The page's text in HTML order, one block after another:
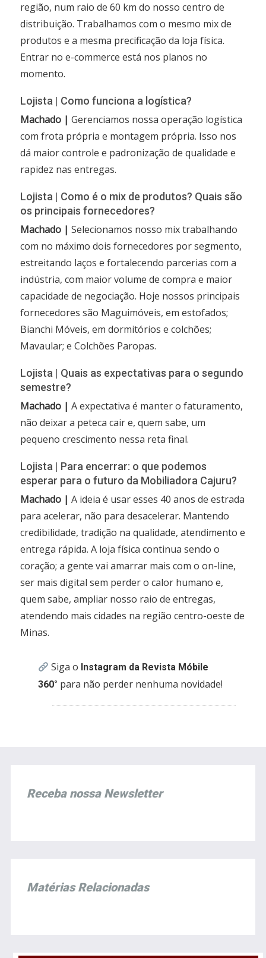
região, num raio de 60 km do nosso centro de
distribuição. Trabalhamos com o mesmo mix de
produtos e a mesma precificação da loja física.
Entrar no e-commerce está nos planos no
momento.
Lojista | Como funciona a logística?
Machado |Gerenciamos nossa operação logística
com frota própria e montagem própria. Isso nos
dá maior controle e padronização de qualidade e
rapidez nas entregas.
Lojista | Como é o mix de produtos? Quais são
os principais fornecedores?
Machado |Selecionamos nosso mix trabalhando
com no máximo dois fornecedores por segmento,
estreitando laços e fortalecendo parcerias com a
indústria, com maior volume de compra e maior
capacidade de negociação. Hoje nossos principais
fornecedores são Maguimóveis, em estofados;
Bianchi Móveis, em dormitórios e colchões;
Mavaular; e Colchões Paropas.
Lojista | Quais as expectativas para o segundo
semestre?
Machado | A expectativa é manter o faturamento,
não deixar a peteca cair e, quem sabe, um
pequeno crescimento nessa reta final.
Lojista | Para encerrar: o que podemos
esperar para o futuro da Mobiliadora Cajuru?
Machado | A ideia é usar esses 40 anos de estrada
para acelerar, não para desacelerar. Mantendo
credibilidade, tradição na qualidade, atendimento e
entrega rápida. A loja física continua sendo o
coração; a gente vai amarrar mais com o on-line,
ser mais digital sem perder o calor humano e,
quem sabe, ampliar nosso raio de entregas,
atendendo mais cidades na região centro-oeste de
Minas.
Siga o Instagram da Revista Móbile
360° para não perder nenhuma novidade!
Receba nossa Newsletter
Matérias Relacionadas